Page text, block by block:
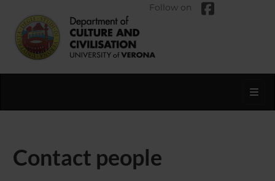
Follow on
Contact people